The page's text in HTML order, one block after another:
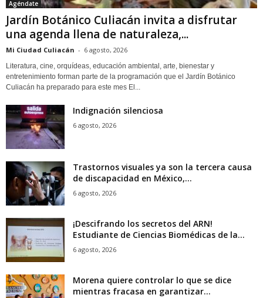
Agéndate
Jardín Botánico Culiacán invita a disfrutar
una agenda llena de naturaleza,...
Mi Ciudad Culiacán - 6 agosto, 2026
Literatura, cine, orquídeas, educación ambiental, arte, bienestar y
entretenimiento forman parte de la programación que el Jardín Botánico
Culiacán ha preparado para este mes El...
Indignación silenciosa
6 agosto, 2026
Trastornos visuales ya son la tercera causa
de discapacidad en México,...
6 agosto, 2026
¡Descifrando los secretos del ARN!
Estudiante de Ciencias Biomédicas de la...
6 agosto, 2026
Morena quiere controlar lo que se dice
mientras fracasa en garantizar...